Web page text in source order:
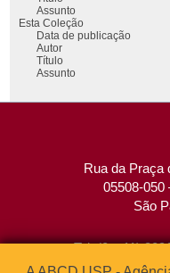
Assunto
Esta Coleção
Data de publicação
Autor
Título
Assunto
Rua da Praça
05508-050
São
Tel: (0xx11)
Fax: